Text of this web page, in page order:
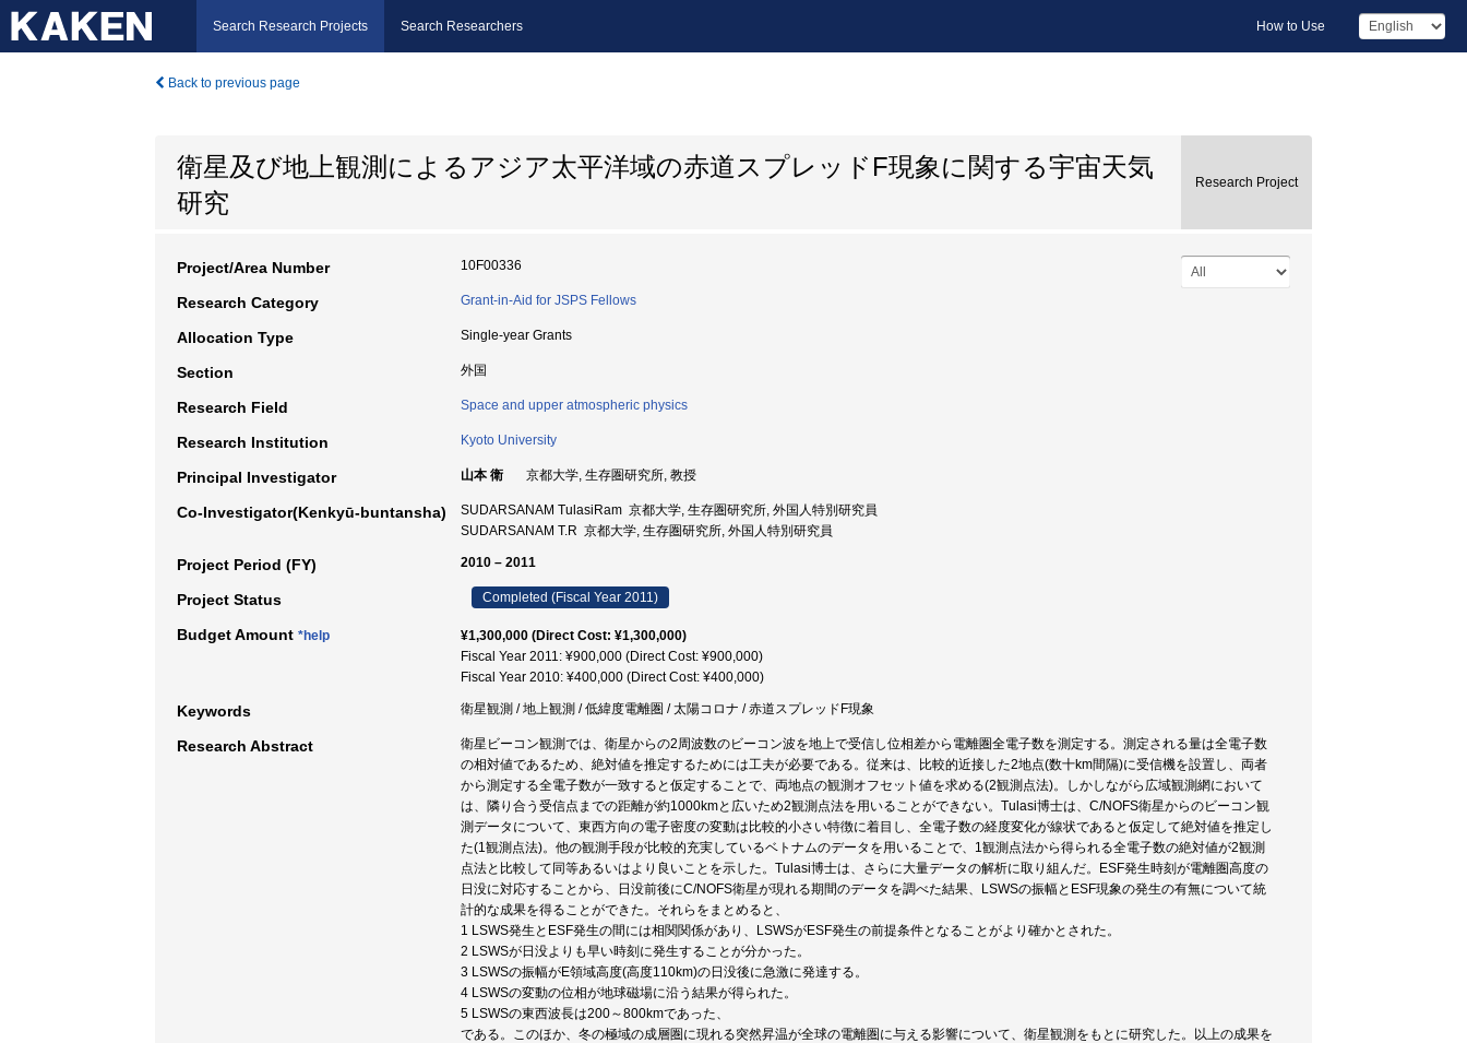
Search Research Projects Search Researchers How to Use
Back to previous page
衛星及び地上観測によるアジア太平洋域の赤道スプレッドF現象に関する宇宙天気
研究
Research Project
Project/Area Number 10F00336
Research Category Grant-in-Aid for JSPS Fellows
Allocation Type Single-year Grants
Section 外国
Research Field Space and upper atmospheric physics
Research Institution Kyoto University
Principal Investigator 山本 衛 京都大学, 生存圏研究所, 教授
Co-Investigator(Kenkyū-buntansha)
SUDARSANAM TulasiRam 京都大学, 生存圏研究所, 外国人特別研究員
SUDARSANAM T.R 京都大学, 生存圏研究所, 外国人特別研究員
Project Period (FY) 2010 – 2011
Project Status Completed (Fiscal Year 2011)
Budget Amount *help
¥1,300,000 (Direct Cost: ¥1,300,000)
Fiscal Year 2011: ¥900,000 (Direct Cost: ¥900,000)
Fiscal Year 2010: ¥400,000 (Direct Cost: ¥400,000)
Keywords 衛星観測 / 地上観測 / 低緯度電離圏 / 太陽コロナ / 赤道スプレッドF現象
Research Abstract
衛星ビーコン観測では、衛星からの2周波数のビーコン波を地上で受信し位相差から電離圏全電子数を測定する。測定される量は全電子数
の相対値であるため、絶対値を推定するためには工夫が必要である。従来は、比較的近接した2地点(数十km間隔)に受信機を設置し、両者
から測定する全電子数が一致すると仮定することで、両地点の観測オフセット値を求める(2観測点法)。しかしながら広域観測網において
は、隣り合う受信点までの距離が約1000kmと広いため2観測点法を用いることができない。Tulasi博士は、C/NOFS衛星からのビーコン観
測データについて、東西方向の電子密度の変動は比較的小さい特徴に着目し、全電子数の経度変化が線状であると仮定して絶対値を推定し
た(1観測点法)。他の観測手段が比較的充実しているベトナムのデータを用いることで、1観測点法から得られる全電子数の絶対値が2観測
点法と比較して同等あるいはより良いことを示した。Tulasi博士は、さらに大量データの解析に取り組んだ。ESF発生時刻が電離圏高度の
日没に対応することから、日没前後にC/NOFS衛星が現れる期間のデータを調べた結果、LSWSの振幅とESF現象の発生の有無について統
計的な成果を得ることができた。それらをまとめると、
1 LSWS発生とESF発生の間には相関関係があり、LSWSがESF発生の前提条件となることがより確かとされた。
2 LSWSが日没よりも早い時刻に発生することが分かった。
3 LSWSの振幅がE領域高度(高度110km)の日没後に急激に発達する。
4 LSWSの変動の位相が地球磁場に沿う結果が得られた。
5 LSWSの東西波長は200～800kmであった、
である。このほか、冬の極域の成層圏に現れる突然昇温が全球の電離圏に与える影響について、衛星観測をもとに研究した。以上の成果を